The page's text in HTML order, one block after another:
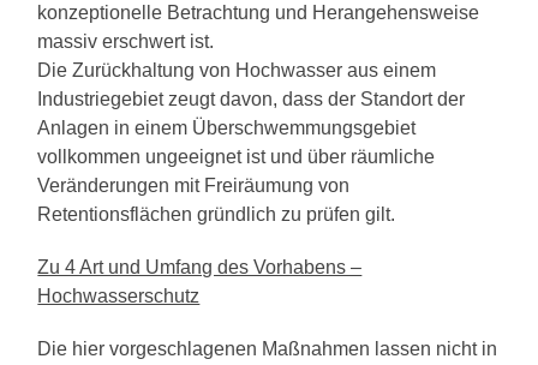
konzeptionelle Betrachtung und Herangehensweise
massiv erschwert ist.
Die Zurückhaltung von Hochwasser aus einem
Industriegebiet zeugt davon, dass der Standort der
Anlagen in einem Überschwemmungsgebiet
vollkommen ungeeignet ist und über räumliche
Veränderungen mit Freiräumung von
Retentionsflächen gründlich zu prüfen gilt.
Zu 4 Art und Umfang des Vorhabens –
Hochwasserschutz
Die hier vorgeschlagenen Maßnahmen lassen nicht in